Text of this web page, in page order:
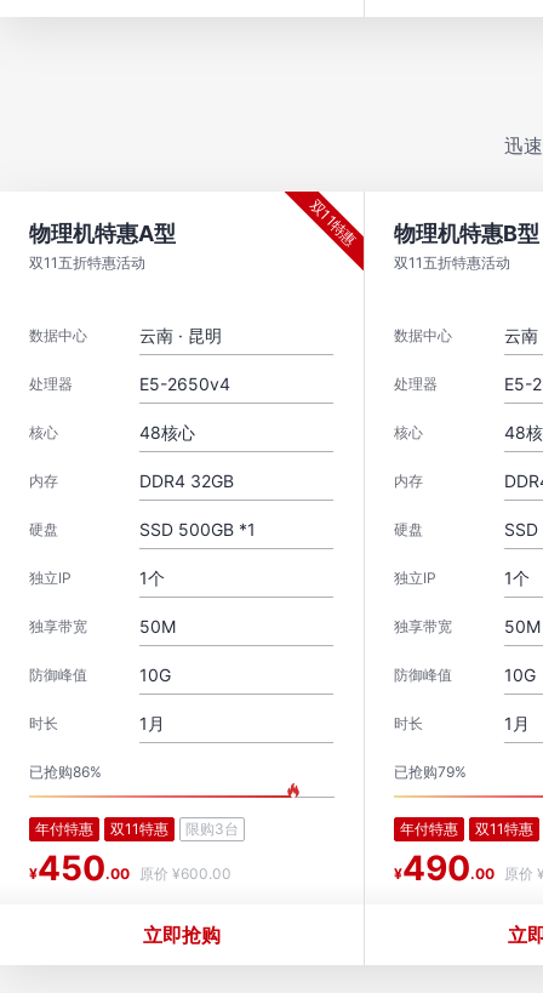
迅
物理机特惠A型
双11五折特惠活动
双11特惠
数据中心 云南 · 昆明
处理器 E5-2650v4
核心 48核心
内存 DDR4 32GB
硬盘 SSD 500GB *1
独立IP 1个
独享带宽 50M
防御峰值 10G
时长 1月
已抢购86%
年付特惠 双11特惠 限购3台
¥450.00 原价 ¥600.00
立即抢购
物理机特惠B型
双11五折特惠活动
数据中心 云南
处理器 E5-
核心 48
内存
硬盘
独立IP 1个
独享带宽 50M
防御峰值 10G
时长 1月
已抢购79%
年付特惠 双11特惠
¥490.00 原价
立